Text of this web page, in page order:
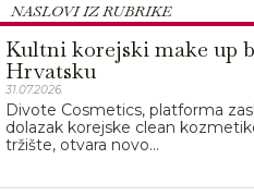
NASLOVI IZ RUBRIKE
Kultni korejski make up
Hrvatsku
31.07.2026.
Divote Cosmetics, platforma
dolazak korejske clean
tržište, otvara novo...